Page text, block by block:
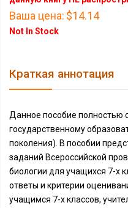
Ваша цена: $14.14
Not In Stock
Краткая аннотация
Данное пособие полностью
государственному
поколения). В пособии
заданий Всероссийской
биологии для учащихся 7-х
ответы и критерии
учащимся 7-х классов,